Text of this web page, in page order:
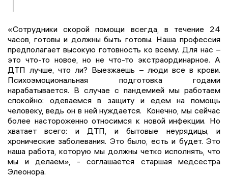
«Сотрудники скорой помощи всегда, в течение 24
часов, готовы и должны быть готовы. Наша профессия
предполагает высокую готовность ко всему. Для нас –
это что-то новое, но не что-то экстраординарное. А
ДТП лучше, что ли? Выезжаешь – люди все в крови.
Психоэмоциональная подготовка годами
нарабатывается. В случае с пандемией мы работаем
спокойно: одеваемся в защиту и едем на помощь
человеку, ведь он в ней нуждается. Конечно, мы сейчас
более настороженно относимся к новой инфекции. Но
хватает всего: и ДТП, и бытовые неурядицы, и
хронические заболевания. Это было, есть и будет. Это
наша работа, которую мы должны четко исполнять, что
мы и делаем», - соглашается старшая медсестра
Элеонора.